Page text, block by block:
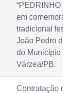
“PEDRINHO
em
tradicional
João Pedro
do Município
Várzea/PB.
Contratação